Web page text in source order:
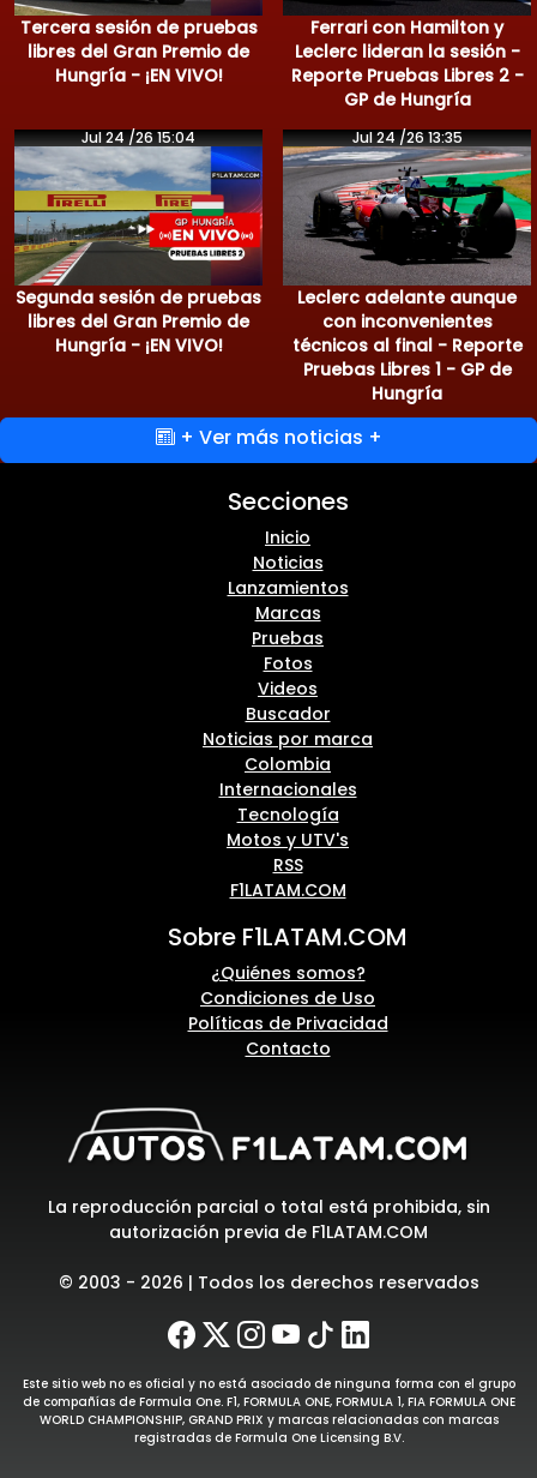
Tercera sesión de pruebas
libres del Gran Premio de
Hungría - ¡EN VIVO!
Ferrari con Hamilton y
Leclerc lideran la sesión -
Reporte Pruebas Libres 2 -
GP de Hungría
Jul 24 /26 15:04
Segunda sesión de pruebas
libres del Gran Premio de
Hungría - ¡EN VIVO!
Jul 24 /26 13:35
Leclerc adelante aunque
con inconvenientes
técnicos al final - Reporte
Pruebas Libres 1 - GP de
Hungría
+ Ver más noticias +
Secciones
Inicio
Noticias
Lanzamientos
Marcas
Pruebas
Fotos
Videos
Buscador
Noticias por marca
Colombia
Internacionales
Tecnología
Motos y UTV's
RSS
F1LATAM.COM
Sobre F1LATAM.COM
¿Quiénes somos?
Condiciones de Uso
Políticas de Privacidad
Contacto
La reproducción parcial o total está prohibida, sin
autorización previa de F1LATAM.COM
© 2003 - 2026 | Todos los derechos reservados
Este sitio web no es oficial y no está asociado de ninguna forma con el grupo
de compañías de Formula One. F1, FORMULA ONE, FORMULA 1, FIA FORMULA ONE
WORLD CHAMPIONSHIP, GRAND PRIX y marcas relacionadas con marcas
registradas de Formula One Licensing B.V.